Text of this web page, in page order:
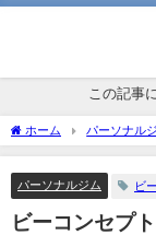
この記事
ホーム パーソナル
い？他社との比較も含め
パーソナルジム ビ
ビーコンセプ